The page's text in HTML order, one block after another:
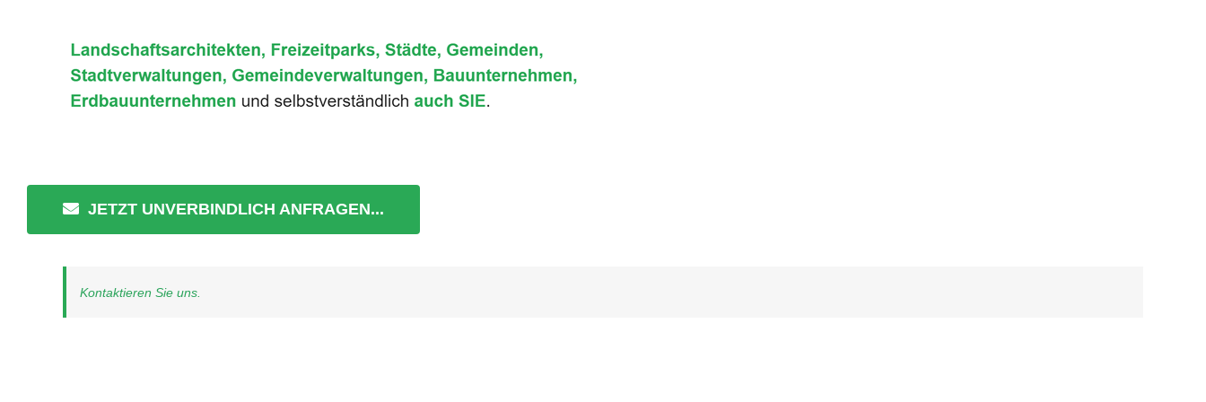
JETZT UNVERBINDLICH ANFRAGEN...
Kontaktieren Sie uns.